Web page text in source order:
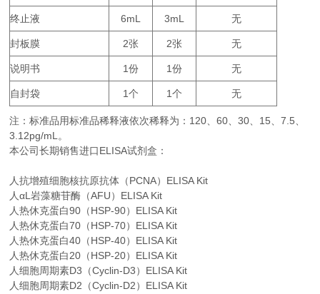
终止液 6mL 3mL 无
封板膜 2张 2张 无
说明书 1份 1份 无
自封袋 1个 1个 无
注：标准品用标准品稀释液依次稀释为： 120、60、30、 15、7.5、
3.12pg/mL。
本公司长期销售进口ELISA试剂盒：
人抗增殖细胞核抗原抗体（PCNA）ELISA Kit
人αL岩藻糖苷酶（AFU）ELISA Kit
人热休克蛋白90（HSP-90）ELISA Kit
人热休克蛋白70（HSP-70）ELISA Kit
人热休克蛋白40（HSP-40）ELISA Kit
人热休克蛋白20（HSP-20）ELISA Kit
人细胞周期素D3（Cyclin-D3）ELISA Kit
人细胞周期素D2（Cyclin-D2）ELISA Kit